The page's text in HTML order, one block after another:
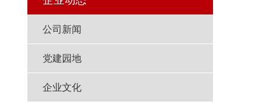
公司新闻
党建园地
企业文化